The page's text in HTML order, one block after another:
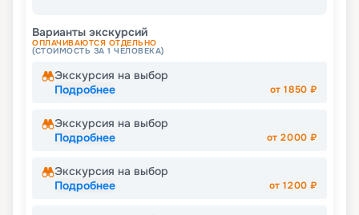
Варианты экскурсий
ОПЛАЧИВАЮТСЯ ОТДЕЛЬНО
(СТОИМОСТЬ ЗА 1 ЧЕЛОВЕКА)
Экскурсия на выбор
Подробнее
от1850 ₽
Экскурсия на выбор
Подробнее
от2000 ₽
Экскурсия на выбор
Подробнее
от1200 ₽